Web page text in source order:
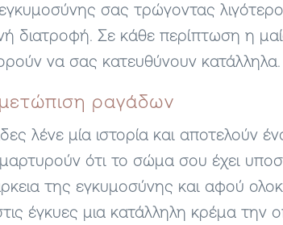
σας τρώγοντας λιγότερο
διατροφή. Σε κάθε περίπτωση η
να σας κατευθύνουν κατάλληλα.
ραγάδων
λένε μία ιστορία και αποτελούν
ότι το σώμα σου έχει
της εγκυμοσύνης και αφού
έγκυες μια κατάλληλη κρέμα την